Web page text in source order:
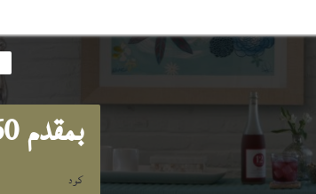
بمقدم 1,197,860
كود